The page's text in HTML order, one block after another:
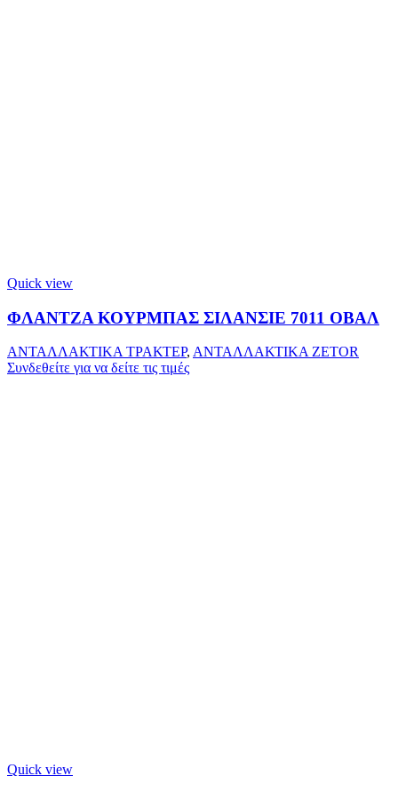
Quick view
ΦΛΑΝΤΖΑ ΚΟΥΡΜΠΑΣ ΣΙΛΑΝΣΙΕ 7011 ΟΒΑΛ
ΑΝΤΑΛΛΑΚΤΙΚΑ ΤΡΑΚΤΕΡ, ΑΝΤΑΛΛΑΚΤΙΚΑ ZETOR
Συνδεθείτε για να δείτε τις τιμές
Quick view